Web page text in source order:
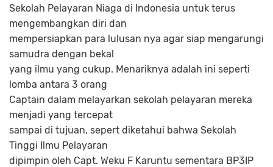
Sekolah Pelayaran Niaga di Indonesia untuk terus
mengembangkan diri dan
mempersiapkan para lulusan nya agar siap mengarungi
samudra dengan bekal
yang ilmu yang cukup. Menariknya adalah ini seperti
lomba antara 3 orang
Captain dalam melayarkan sekolah pelayaran mereka
menjadi yang tercepat
sampai di tujuan, sepert diketahui bahwa Sekolah
Tinggi Ilmu Pelayaran
dipimpin oleh Capt. Weku F Karuntu sementara BP3IP